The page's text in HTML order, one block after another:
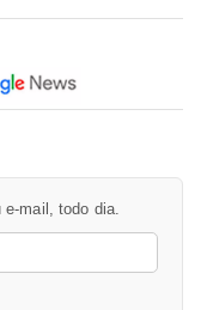
mail, todo dia.